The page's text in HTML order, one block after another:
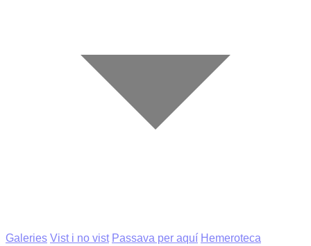
Galeries Vist i no vist Passava per aquí Hemeroteca